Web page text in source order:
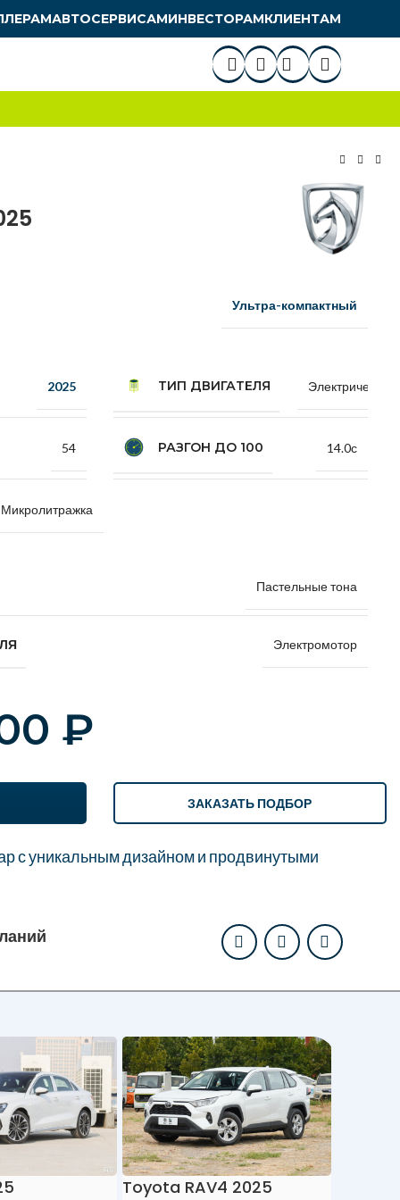
АВТОСЕРВИСАМИНВЕСТОРАМКЛИЕНТАМ
Ультра-компактный
2025 ТИП ДВИГАТЕЛЯ Электрический
54 РАЗГОН ДО 100 14.0с
Микролитражка
Пастельные тона
Электромотор
₽
ЗАКАЗАТЬ ПОДБОР
с уникальным дизайном и продвинутыми
Toyota RAV4 2025